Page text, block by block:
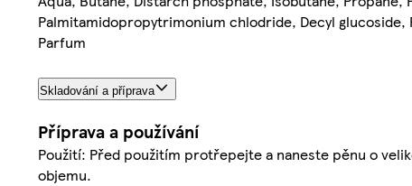
Palmitamidopropytrimonium chlodride, Decyl glucoside,
Parfum
Skladování a příprava
Příprava a používání
Použití: Před použitím protřepejte a naneste pěnu o
objemu.